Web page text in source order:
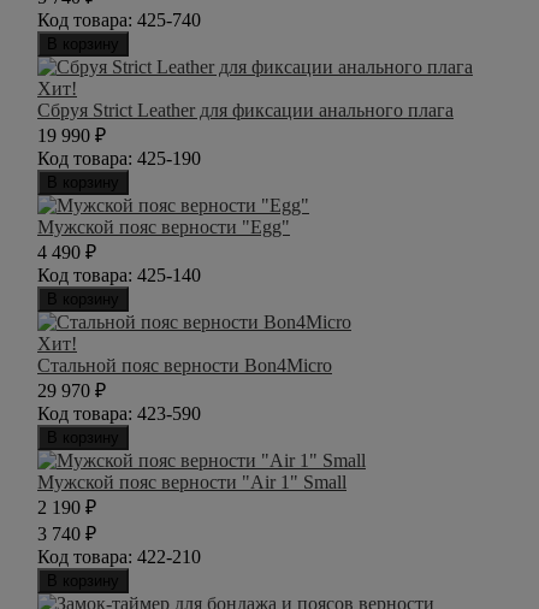
Код товара: 425-740
В корзину
Хит!
Сбруя Strict Leather для фиксации анального плага
19 990 ₽
Код товара: 425-190
В корзину
Мужской пояс верности "Egg"
4 490 ₽
Код товара: 425-140
В корзину
Хит!
Стальной пояс верности Bon4Micro
29 970 ₽
Код товара: 423-590
В корзину
Мужской пояс верности "Air 1" Small
2 190 ₽
3 740 ₽
Код товара: 422-210
В корзину